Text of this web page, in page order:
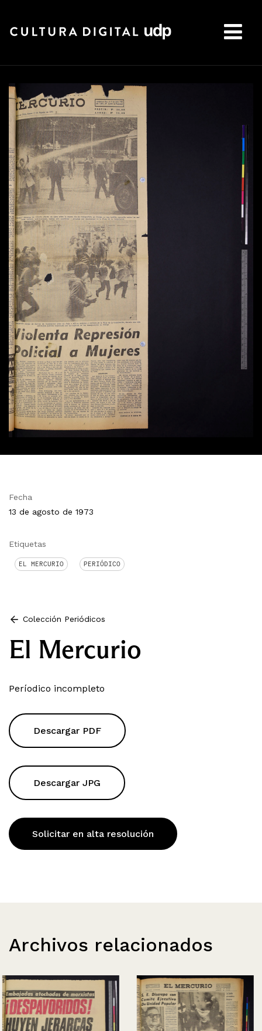
Fecha
13 de agosto de 1973
Etiquetas
EL MERCURIO PERIÓDICO
Colección Periódicos
El Mercurio
Períodico incompleto
Descargar PDF
Descargar JPG
Solicitar en alta resolución
Archivos relacionados